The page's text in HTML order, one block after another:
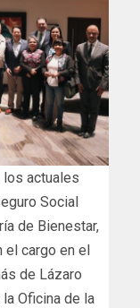
los actuales
Social
de Bienestar,
el cargo en el
de Lázaro
Oficina de la